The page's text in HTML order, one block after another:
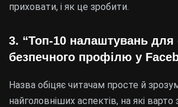
приховати, і як це зробити.
3. “Топ-10 налаштувань для
безпечного профілю у
Назва обіцяє читачам просте й
найголовніших аспектів, на які